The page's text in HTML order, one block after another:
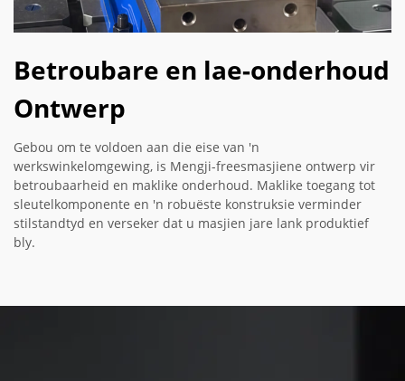
Betroubare en lae-onderhoud
Ontwerp
Gebou om te voldoen aan die eise van 'n
werkswinkelomgewing, is Mengji-freesmasjiene ontwerp vir
betroubaarheid en maklike onderhoud. Maklike toegang tot
sleutelkomponente en 'n robuëste konstruksie verminder
stilstandtyd en verseker dat u masjien jare lank produktief
bly.